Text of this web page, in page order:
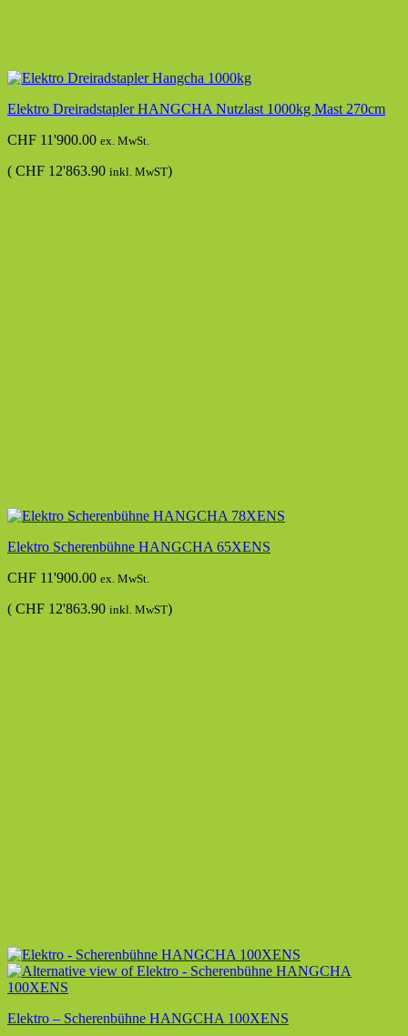
Elektro Dreiradstapler HANGCHA Nutzlast 1000kg Mast 270cm
CHF 11'900.00 ex. MwSt.
( CHF 12'863.90 inkl. MwST)
Elektro Scherenbühne HANGCHA 65XENS
CHF 11'900.00 ex. MwSt.
( CHF 12'863.90 inkl. MwST)
Elektro – Scherenbühne HANGCHA 100XENS